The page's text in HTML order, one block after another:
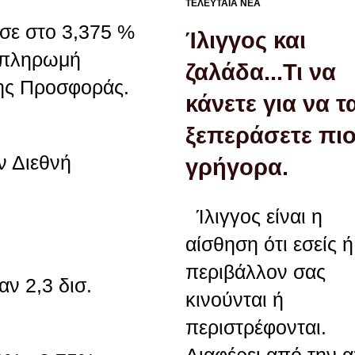
στο 3,375 %
Προσφοράς.
Διεθνή
2,3 δισ.
ΤΕΛΕΥΤΑΙΑ ΝΕΑ
Ίλιγγος και
ζαλάδα...Τι να
κάνετε για να
ξεπεράσετε
γρήγορα.
Ίλιγγος είναι η
αίσθηση ότι εσείς
περιβάλλον σας
κινούνται ή
περιστρέφονται.